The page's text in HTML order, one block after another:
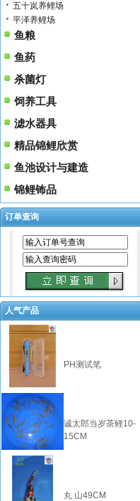
五十岚养鲤场
平泽养鲤场
鱼粮
鱼药
杀菌灯
饲养工具
滤水器具
精品锦鲤欣赏
鱼池设计与建造
锦鲤钸品
订单查询
人气产品
PH测试笔
诚太郎当岁茶鲤10-
15CM
丸 山49CM